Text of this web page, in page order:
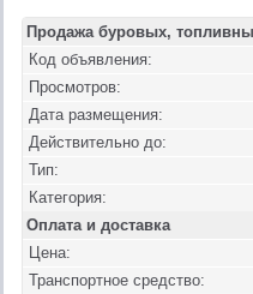
Продажа буровых,
Код объявления:
Просмотров:
Дата размещения:
Действительно до:
Тип:
Категория:
Оплата и доставка
Цена:
Транспортное средство: